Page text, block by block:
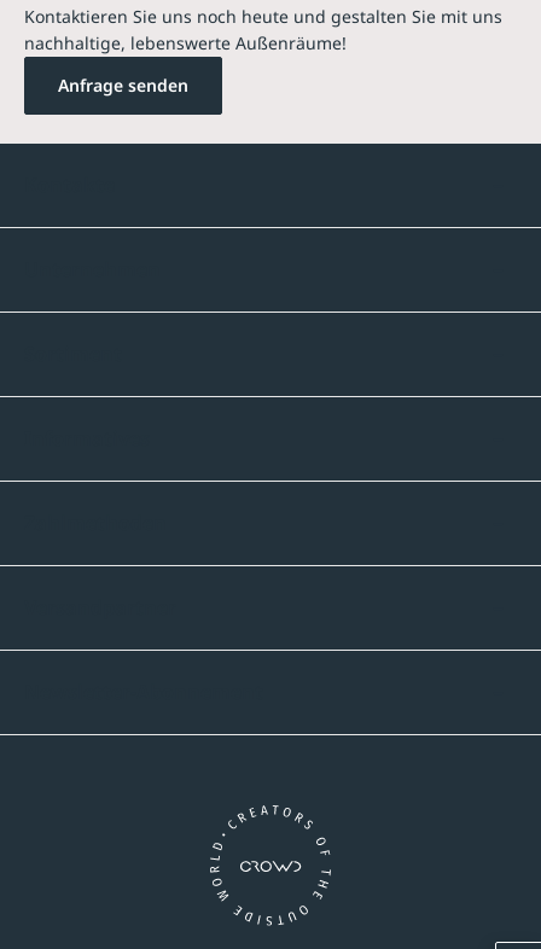
Kontaktieren Sie uns noch heute und gestalten Sie mit uns
nachhaltige, lebenswerte Außenräume!
Anfrage senden